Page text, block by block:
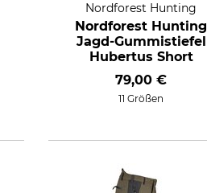
Nordforest Hunting
Nordforest Hunting
Jagd-Gummistiefel
Hubertus Short
79,00 €
11 Größen